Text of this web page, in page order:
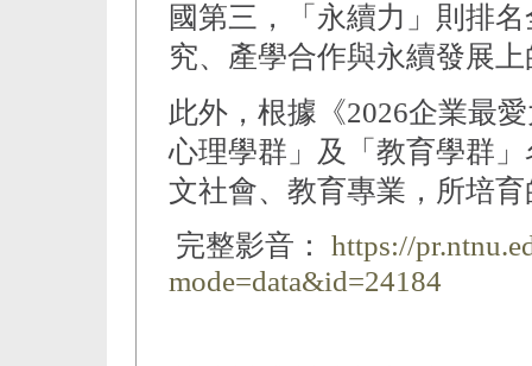
國第三，「永續力」則排
究、產學合作與永續發展
此外，根據《2026企業最
心理學群」及「教育學群
文社會、教育專業，所培
完整影音：
https://
mode=data&id=24184